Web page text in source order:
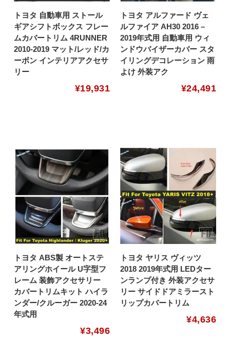
トヨタ 自動車用 ストール
ギアシフトボックス フレー
ムカバートリム 4RUNNER
2010-2019 マット/レッド/カ
ーボン インテリアアクセサ
リー
¥19,931
トヨタ アルファード ヴェ
ルファイア AH30 2016 –
2019年式用 自動車用 ウィ
ンドウバイザーカバー スタ
イリングデコレーション 雨
よけ 外装アク
¥24,491
トヨタ ABS製 オートステ
アリングホイール U字型フ
レーム 装飾アクセサリー
カバートリムキット ハイラ
ンダー/クルーガー 2020-24
年式用
¥3,496
トヨタ ヤリス ヴィッツ
2018 2019年式用 LEDター
ンランプ付き 外装アクセサ
リー サイドドアミラースト
リップカバートリム
¥4,636